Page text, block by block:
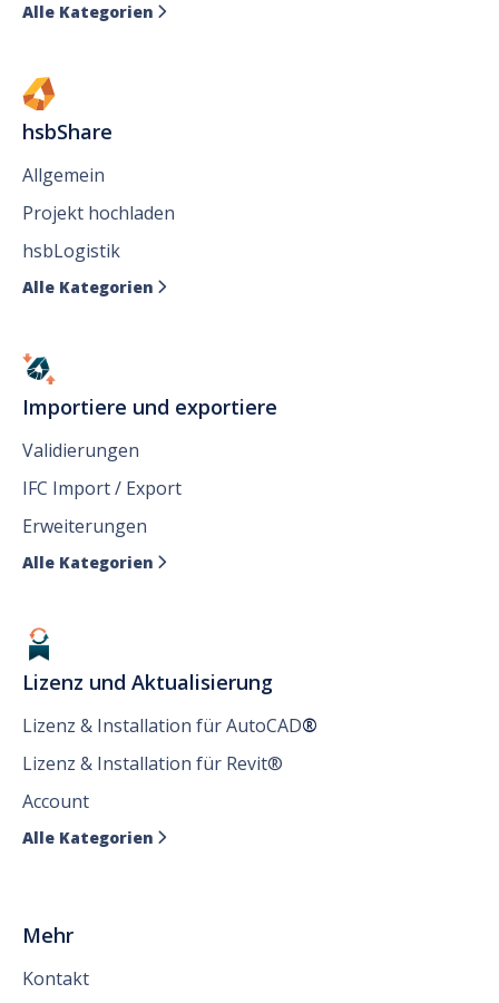
Alle Kategorien 
hsbShare
Allgemein
Projekt hochladen
hsbLogistik
Alle Kategorien 
Importiere und exportiere
Validierungen
IFC Import / Export
Erweiterungen
Alle Kategorien 
Lizenz und Aktualisierung
Lizenz & Installation für AutoCAD®
Lizenz & Installation für Revit®
Account
Alle Kategorien 
Mehr
Kontakt